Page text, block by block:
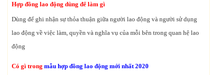
Hợp đồng lao động dùng để làm gì
Dùng để ghi nhận sự thỏa thuận giữa người lao động và người sử dụng
lao động về việc làm, quyền và nghĩa vụ của mỗi bên trong quan hệ lao
động
Có gì trong mẫu hợp đồng lao động mới nhất 2020